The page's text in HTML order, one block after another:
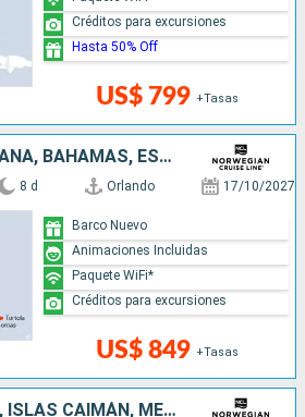
US$ 799 +Tasas
Créditos para excursiones
Hasta 50% Off
REPÚBLICA DOMINICANA, BAHAMAS, ESTADOS UNIDOS
8 d Orlando 17/10/2027
US$ 849 +Tasas
Barco Nuevo
Animaciones Incluidas
Paquete WiFi*
Créditos para excursiones
BAHAMAS, JAMAICA, ISLAS CAIMÁN, MÉXICO, ESTADOS UNIDOS